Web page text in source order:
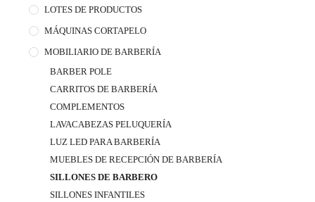
LOTES DE PRODUCTOS
MÁQUINAS CORTAPELO
MOBILIARIO DE BARBERÍA
BARBER POLE
CARRITOS DE BARBERÍA
COMPLEMENTOS
LAVACABEZAS PELUQUERÍA
LUZ LED PARA BARBERÍA
MUEBLES DE RECEPCIÓN DE BARBERÍA
SILLONES DE BARBERO
SILLONES INFANTILES